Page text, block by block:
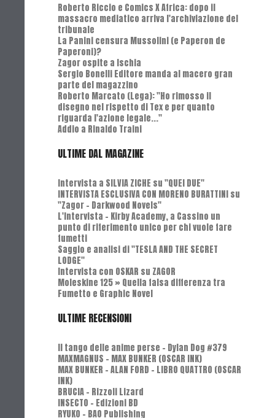
Roberto Riccio e Comics X Africa: dopo il
massacro mediatico arriva l'archiviazione del
tribunale
La Panini censura Mussolini (e Paperon de
Paperoni)?
Zagor ospite a Ischia
Sergio Bonelli Editore manda al macero gran
parte del magazzino
Roberto Marcato (Lega): "Ho rimosso il
disegno nel rispetto di Tex e per quanto
riguarda l'azione legale..."
Addio a Rinaldo Traini
ULTIME DAL MAGAZINE
Intervista a SILVIA ZICHE su "QUEI DUE"
INTERVISTA ESCLUSIVA CON MORENO BURATTINI su
"Zagor - Darkwood Novels"
L'Intervista - Kirby Academy, a Cassino un
punto di riferimento unico per chi vuole fare
fumetti
Saggio e analisi di "TESLA AND THE SECRET
LODGE"
Intervista con OSKAR su ZAGOR
Moleskine 125 » Quella falsa differenza tra
Fumetto e Graphic Novel
ULTIME RECENSIONI
Il tango delle anime perse - Dylan Dog #379
MAXMAGNUS – MAX BUNKER (OSCAR INK)
MAX BUNKER – ALAN FORD – LIBRO QUATTRO (OSCAR
INK)
BRUCIA - Rizzoli Lizard
INSECTO - Edizioni BD
RYUKO - BAO Publishing